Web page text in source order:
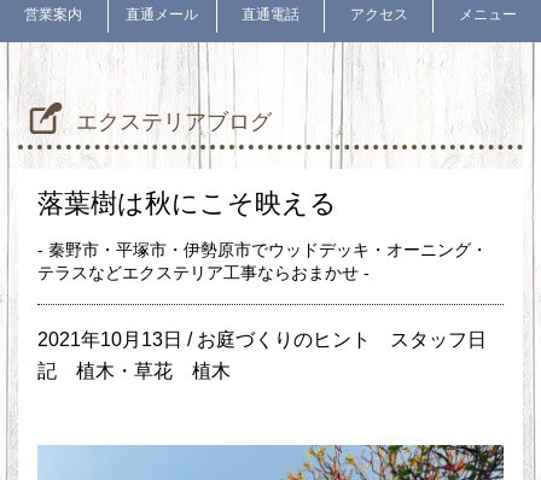
営業案内 直通メール 直通電話 アクセス メニュー
エクステリアブログ
落葉樹は秋にこそ映える
- 秦野市・平塚市・伊勢原市でウッドデッキ・オーニング・
テラスなどエクステリア工事ならおまかせ -
2021年10月13日 / お庭づくりのヒント
スタッフ日
記
植木・草花 植木